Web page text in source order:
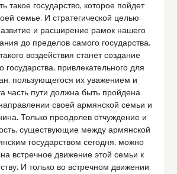
такое государство, которое пойдет
семье. И стратегической целью
и расширение рамок нашего
до пределов самого государства.
воздействия станет создание
государства, привлекательного для
пользующегося их уважением и
часть пути должна быть пройдена
своей армянской семьи и
Только преодолев отчуждение и
существующие между армянской
государством сегодня, можно
встречное движение этой семьи к
И только во встречном движении